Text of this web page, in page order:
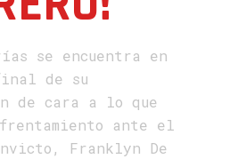
se encuentra en
de su
de cara a lo que
ante el
Franklyn De